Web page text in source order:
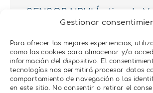
Gestionar
Para ofrecer las mejores experiencias,
como las cookies para almacenar y/o
información del dispositivo. El
tecnologías nos permitirá procesar datos
comportamiento de navegación o las
en este sitio. No consentir o retirar el
SENSOR NDVI Índice de
de Diferencia
Más información